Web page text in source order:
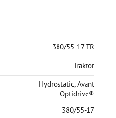
380/55-17 TR
Traktor
Hydrostatic, Avant
Optidrive®
380/55-17